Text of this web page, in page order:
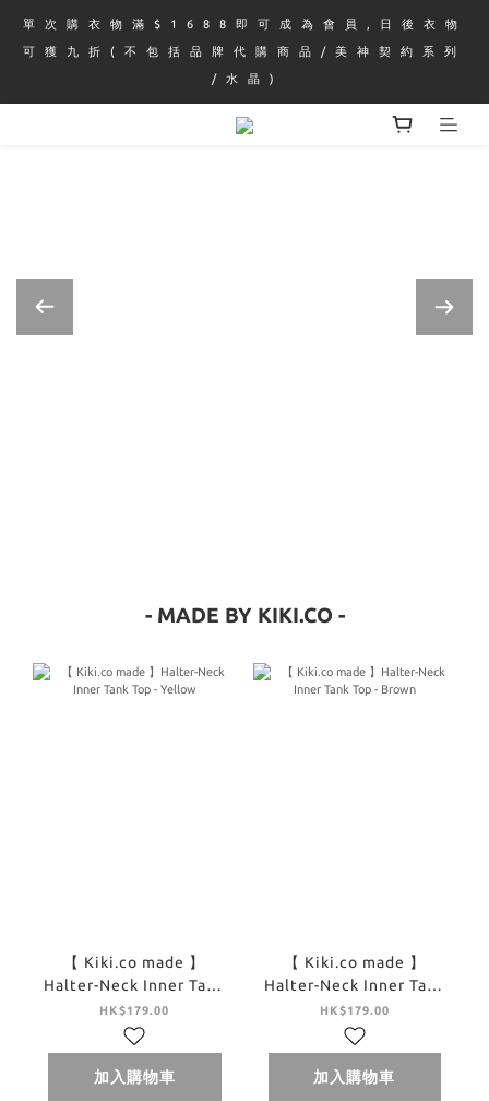
單 次 購 衣 物 滿 $ 1 6 8 8 即 可 成 為 會 員 , 日 後 衣 物
可 獲 九 折 ( 不 包 括 品 牌 代 購 商 品 / 美 神 契 約 系 列
/ 水 晶 )
- MADE BY KIKI.CO -
【 Kiki.co made 】
Halter-Neck Inner Tank
Top - Yellow
HK$179.00
加入購物車
【 Kiki.co made 】
Halter-Neck Inner Tank
Top - Brown
HK$179.00
加入購物車